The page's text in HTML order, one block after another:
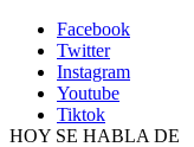
Facebook
Twitter
Instagram
Youtube
Tiktok
HOY SE HABLA DE